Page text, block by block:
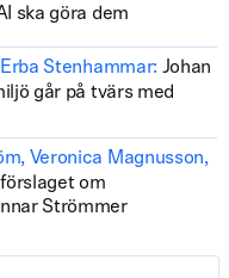
ska göra dem
Stenhammar: Johan
går på tvärs med
Veronica Magnusson,
om
Strömmer